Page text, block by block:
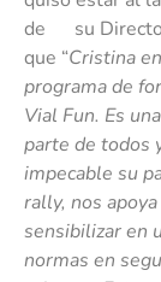
de su Director
que “Cristina
programa de
Vial Fun. Es
parte de todos
impecable su
rally, nos
sensibilizar en
normas en